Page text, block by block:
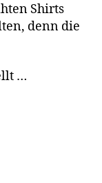
Shirts
denn die
…